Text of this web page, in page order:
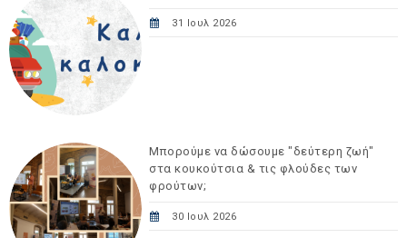
31 Ιουλ 2026
Μπορούμε να δώσουμε "δεύτερη ζωή"
στα κουκούτσια & τις φλούδες των
φρούτων;
30 Ιουλ 2026